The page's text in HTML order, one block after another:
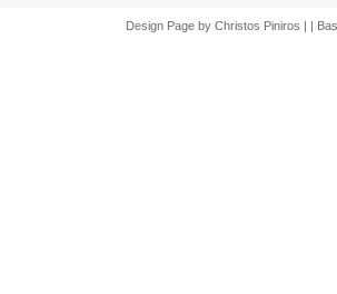
Design Page by Christos Piniros | |